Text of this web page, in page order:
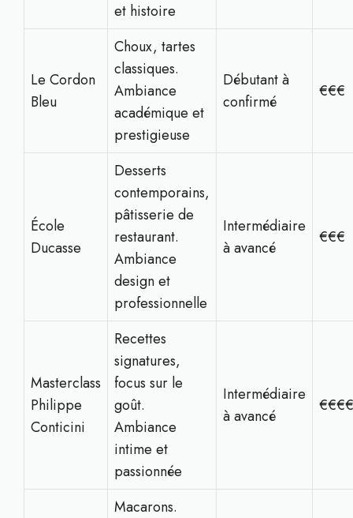
et histoire
Le Cordon
Bleu
Choux, tartes
classiques.
Ambiance
académique et
prestigieuse
Débutant à
confirmé
€€€
École
Ducasse
Desserts
contemporains,
pâtisserie de
restaurant.
Ambiance
design et
professionnelle
Intermédiaire
à avancé
€€€
Masterclass
Philippe
Conticini
Recettes
signatures,
focus sur le
goût.
Ambiance
intime et
passionnée
Intermédiaire
à avancé
€€€€
Macarons.